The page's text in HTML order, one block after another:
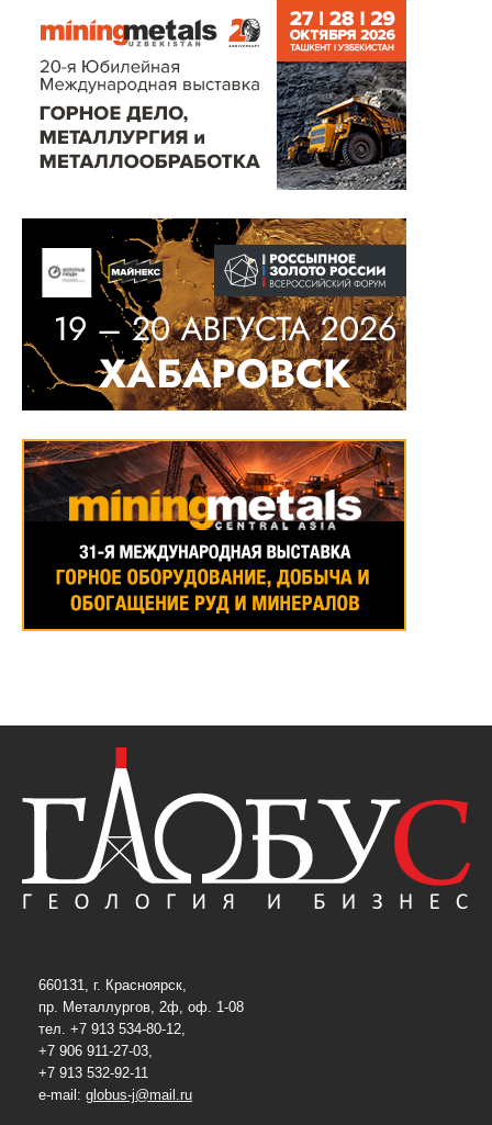
660131, г. Красноярск,
пр. Металлургов, 2ф, оф. 1-08
тел. +7 913 534-80-12,
+7 906 911-27-03,
+7 913 532-92-11
e-mail: globus-j@mail.ru